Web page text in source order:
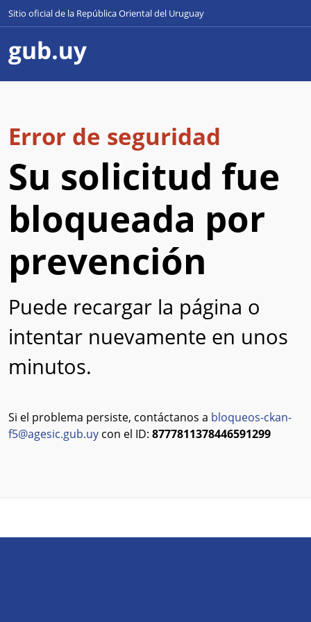
Sitio oficial de la República Oriental del Uruguay
Error de seguridad
Su solicitud fue
bloqueada por
prevención
Puede recargar la página o
intentar nuevamente en unos
minutos.
Si el problema persiste, contáctanos a bloqueos-ckan-
f5@agesic.gub.uy con el ID: 8777811378446591299